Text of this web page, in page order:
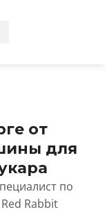
от
для
по
Rabbit